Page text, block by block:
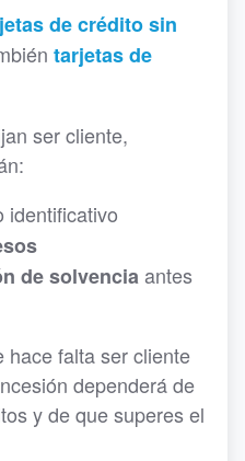
de crédito sin
tarjetas de
ser cliente,
identificativo
de solvenciaantes
hace falta ser cliente
dependerá de
y de que superes el